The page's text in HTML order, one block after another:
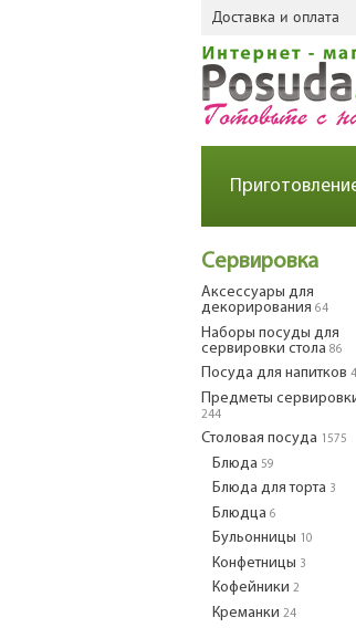
Доставка и оплата
Сервировка
Аксессуары для
декорирования 64
Наборы посуды для
сервировки стола 86
Посуда для напитков
Предметы
244
Столовая посуда 1575
Блюда 59
Блюда для торта 3
Блюдца 6
Бульонницы 10
Конфетницы 3
Кофейники 2
Креманки 24